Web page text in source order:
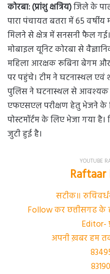
कोरबा: (प्रांशु क्षत्रिय)जिले के
पारा पंचायत बतरा में 65
मिलने से क्षेत्र में सनसनी फैल
मोबाइल यूनिट कोरबा से
महिला आरक्षक रूबिना बेगम
पर पहुंचे। टीम ने घटनास्थल एवं
पुलिस ने घटनास्थल से आवश्यक
एफएसएल परीक्षण हेतु भेजने के
पोस्टमॉर्टम के लिए भेजा गया
जुटी हुई है।
YOUTUBE
Raftaar
सटीक॥
Follow कर छत्तीसगढ के
Editor-
अपनी ख़बर हम